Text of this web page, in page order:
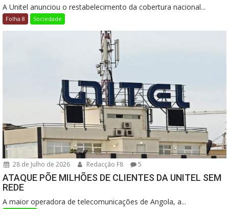
A Unitel anunciou o restabelecimento da cobertura nacional...
Folha 8 Sociedade
28 de Julho de 2026 Redacção F8 5
ATAQUE PÕE MILHÕES DE CLIENTES DA UNITEL SEM
REDE
A maior operadora de telecomunicações de Angola, a...